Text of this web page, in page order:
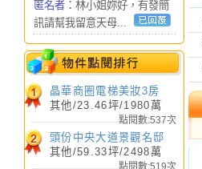
匿名者： 林小姐妳好，有發簡
訊請幫我留意天母...
晶華商圈電梯美妝3房
其他/23.46坪/1980萬
點閱數:537次
頭份中央大道景觀名邸
其他/59.33坪/2498萬
點閱數:519次